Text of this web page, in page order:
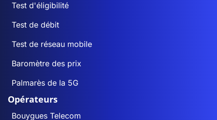
Test d'éligibilité
Test de débit
Test de réseau mobile
Baromètre des prix
Palmarès de la 5G
Opérateurs
Bouygues Telecom